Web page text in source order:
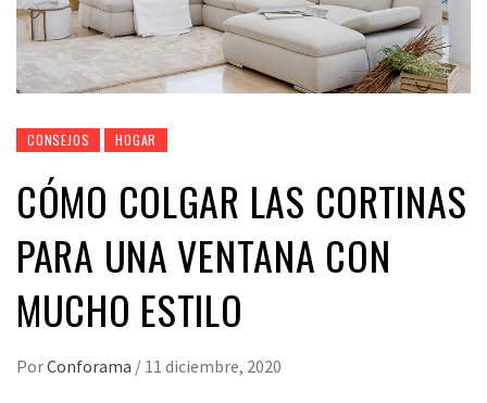
CONSEJOS HOGAR
CÓMO COLGAR LAS CORTINAS
PARA UNA VENTANA CON
MUCHO ESTILO
PorConforama / 11 diciembre, 2020